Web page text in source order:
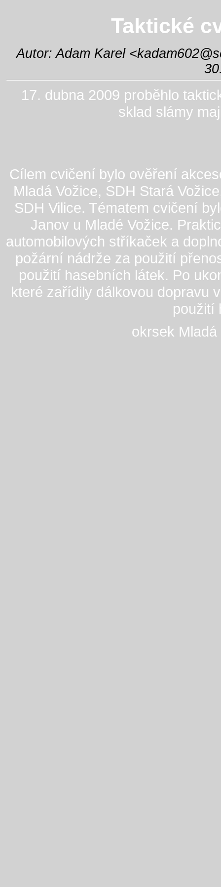
Taktické
Autor: Adam Karel <
17. dubna 2009 proběhlo
sklad slámy
Cílem cvičení bylo ověření
Mladá Vožice, SDH Stará
SDH Vilice. Tématem cvičení
Janov u Mladé Vožice.
automobilových stříkaček a
požární nádrže za použití
použití hasebních látek. Po
které zařídily dálkovou dopravu
okrsek